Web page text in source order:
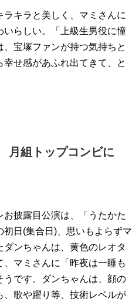
キラと美しく、マミさんに
いらしい。「上級生男役に憧
宝塚ファンが持つ気持ちと
せ感があふれ出てきて、と
組トップコンビに
披露目公演は、「うたかた
日(集合日)、思いもよらずマ
ダンちゃんは、黄色のレオタ
マミさんに「昨夜は一睡も
うです。ダンちゃんは、顔の
歌や躍り等、技術レベルが